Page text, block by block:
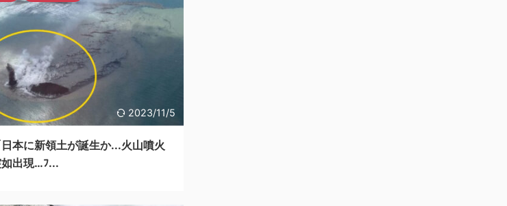
2023/11/5
本に新領土が誕生か...火山噴火
出現…ﾌ...